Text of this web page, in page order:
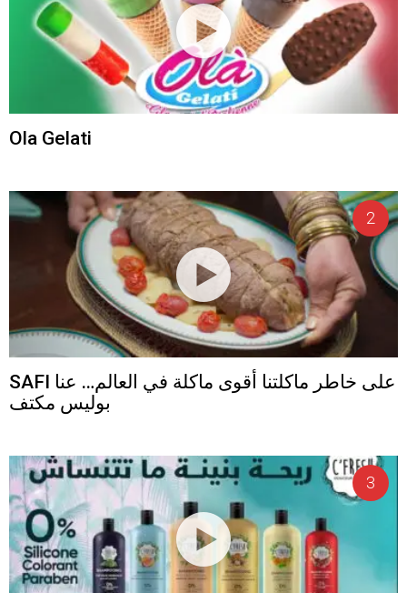
Ola Gelati
SAFI على خاطر ماكلتنا أقوى ماكلة في العالم… عنا
بوليس مكتف